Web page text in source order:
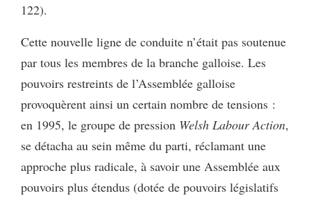
122).
Cette nouvelle ligne de conduite n’était pas soutenue
par tous les membres de la branche galloise. Les
pouvoirs restreints de l’Assemblée galloise
provoquèrent ainsi un certain nombre de tensions :
en 1995, le groupe de pression Welsh Labour Action,
se détacha au sein même du parti, réclamant une
approche plus radicale, à savoir une Assemblée aux
pouvoirs plus étendus (dotée de pouvoirs législatifs